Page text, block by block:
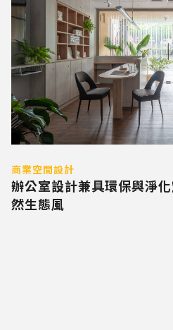
商業空間設計
辦公室設計兼具環保與淨
然生態風